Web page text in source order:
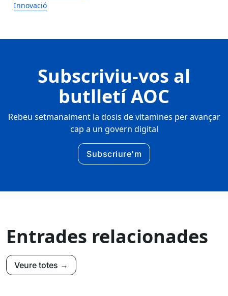
Innovació
Subscriviu-vos al
butlletí AOC
Rebeu setmanalment la dosis de vitamines per avançar
cap a un govern digital
Subscriure'm
Entrades relacionades
Veure totes →